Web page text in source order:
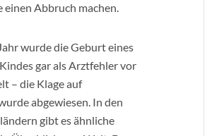
einen Abbruch machen.
wurde die Geburt eines
gar als Arztfehler vor
– die Klage auf
abgewiesen. In den
gibt es ähnliche